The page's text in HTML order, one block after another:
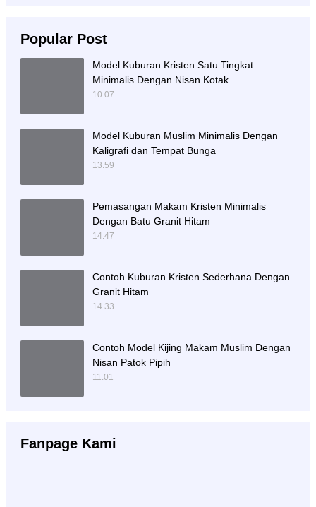
Popular Post
Model Kuburan Kristen Satu Tingkat
Minimalis Dengan Nisan Kotak
10.07
Model Kuburan Muslim Minimalis Dengan
Kaligrafi dan Tempat Bunga
13.59
Pemasangan Makam Kristen Minimalis
Dengan Batu Granit Hitam
14.47
Contoh Kuburan Kristen Sederhana Dengan
Granit Hitam
14.33
Contoh Model Kijing Makam Muslim Dengan
Nisan Patok Pipih
11.01
Fanpage Kami